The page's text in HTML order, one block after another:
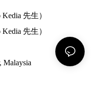
先生）
先生）
Malaysia